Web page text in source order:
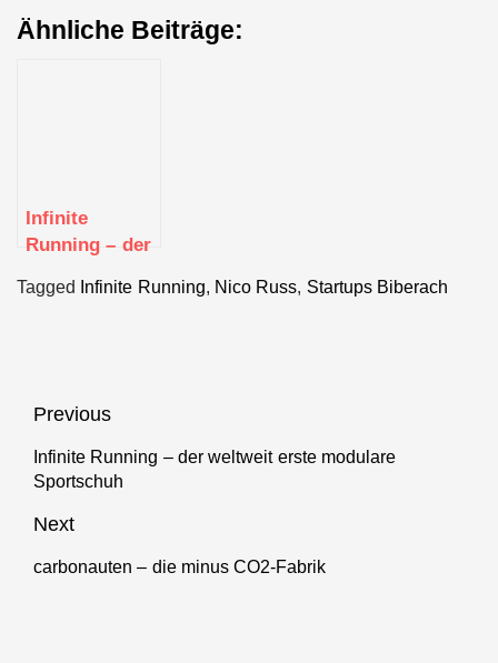
Ähnliche Beiträge:
Infinite
Running – der
modulare
Tagged Infinite Running, Nico Russ, Startups Biberach
Beitragsnavigation
Previous
Previous
post:
Infinite Running – der weltweit erste modulare
Sportschuh
Next
Next
carbonauten – die minus CO2-Fabrik